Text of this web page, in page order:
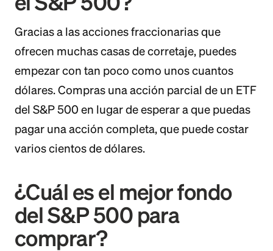
Gracias a las acciones fraccionarias que
ofrecen muchas casas de corretaje, puedes
empezar con tan poco como unos cuantos
dólares. Compras una acción parcial de un ETF
del S&P 500 en lugar de esperar a que puedas
pagar una acción completa, que puede costar
varios cientos de dólares.
¿Cuál es el mejor fondo
del S&P 500 para
comprar?